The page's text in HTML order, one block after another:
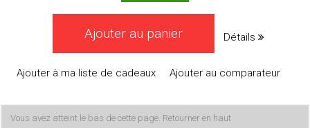
Ajouter au panier Détails
Ajouter à ma liste de cadeaux Ajouter au comparateur
Vous avez atteint le bas de cette page. Retourner en haut